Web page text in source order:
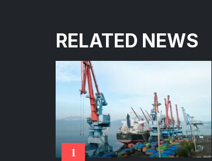
RELATED NEWS
1